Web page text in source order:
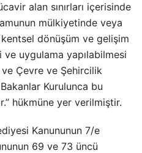
alan sınırları içerisinde
mülkiyetinde veya
dönüşüm ve gelişim
uygulama yapılabilmesi
Çevre ve Şehircilik
Kurulunca bu
hükmüne yer verilmiştir.
Kanununun 7/e
69 ve 73 üncü